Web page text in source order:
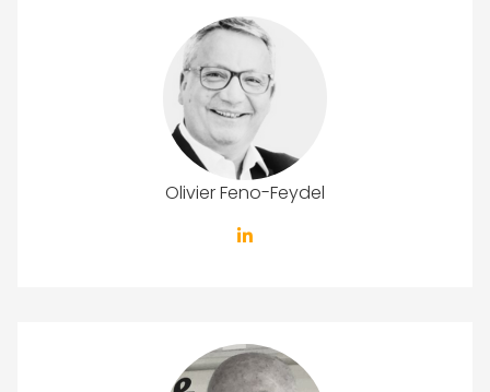
Olivier Feno-Feydel